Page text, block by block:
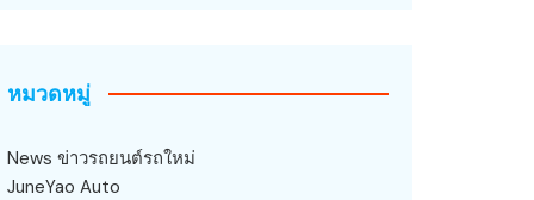
หมวดหมู่
News ข่าวรถยนต์รถใหม่
JuneYao Auto